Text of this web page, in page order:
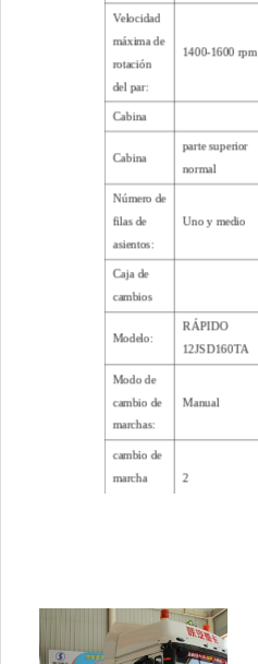
Velocidad
máxima de
rotación
del par:
1400-1600 rpm
Cabina
Cabina
parte superior
normal
Número de
filas de
asientos:
Uno y medio
Caja de
cambios
Modelo:
RÁPIDO
12JSD160TA
Modo de
cambio de
marchas:
Manual
cambio de
marcha
2
Material
Aleación de
aluminio